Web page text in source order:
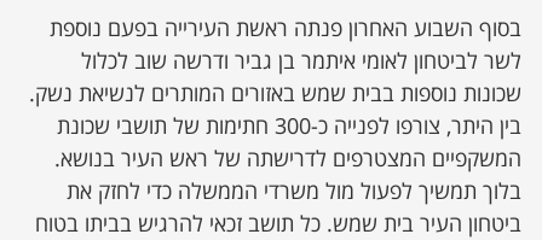
בסוף השבוע האחרון פנתה ראשת העירייה בפעם נוספת
לשר לביטחון לאומי איתמר בן גביר ודרשה שוב לכלול
שכונות נוספות בבית שמש באזורים המותרים לנשיאת נשק.
בין היתר, צורפו לפנייה כ-300 חתימות של תושבי שכונת
המשקפיים המצטרפים לדרישתה של ראש העיר בנושא.
בלוך תמשיך לפעול מול משרדי הממשלה כדי לחזק את
ביטחון העיר בית שמש. כל תושב זכאי להרגיש בביתו בטוח